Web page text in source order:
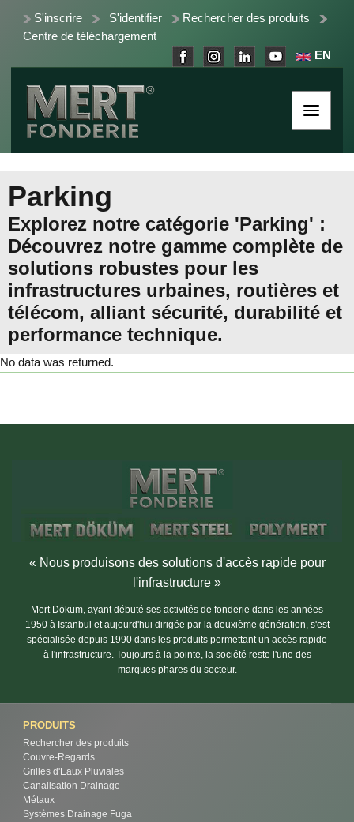
S'inscrire S'identifier
Rechercher des produits
Centre de téléchargement
EN
Parking
Explorez notre catégorie 'Parking' :
Découvrez notre gamme complète de
solutions robustes pour les
infrastructures urbaines, routières et
télécom, alliant sécurité, durabilité et
performance technique.
No data was returned.
« Nous produisons des solutions d'accès rapide pour
l'infrastructure »
Mert Döküm, ayant débuté ses activités de fonderie dans les années
1950 à Istanbul et aujourd'hui dirigée par la deuxième génération, s'est
spécialisée depuis 1990 dans les produits permettant un accès rapide
à l'infrastructure. Toujours à la pointe, la société reste l'une des
marques phares du secteur.
PRODUITS
Rechercher des produits
Couvre-Regards
Grilles d'Eaux Pluviales
Canalisation Drainage
Métaux
Systèmes Drainage Fuga